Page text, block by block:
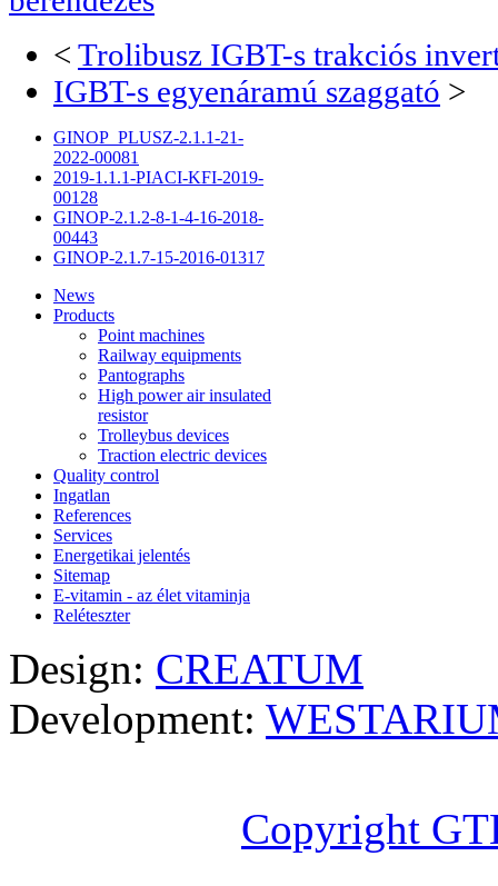
< Trolibusz IGBT-s trakciós
IGBT-s egyenáramú szaggató >
GINOP_PLUSZ-2.1.1-21-
2022-00081
2019-1.1.1-PIACI-KFI-2019-
00128
GINOP-2.1.2-8-1-4-16-2018-
00443
GINOP-2.1.7-15-2016-01317
News
Products
Point machines
Railway equipments
Pantographs
High power air insulated
resistor
Trolleybus devices
Traction electric devices
Quality control
Ingatlan
References
Services
Energetikai jelentés
Sitemap
E-vitamin - az élet vitaminja
Reléteszter
Design: CREATUM
Development:
Copyright